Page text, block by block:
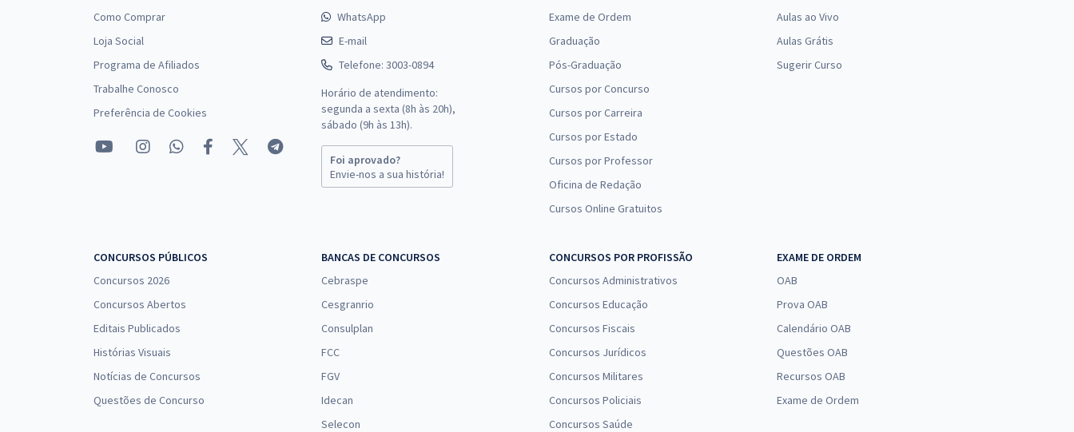
Como Comprar
Loja Social
Programa de Afiliados
Trabalhe Conosco
Preferência de Cookies
WhatsApp
E-mail
Telefone: 3003-0894
Horário de atendimento:
segunda a sexta (8h às 20h),
sábado (9h às 13h).
Foi aprovado?
Envie-nos a sua história!
Exame de Ordem
Graduação
Pós-Graduação
Cursos por Concurso
Cursos por Carreira
Cursos por Estado
Cursos por Professor
Oficina de Redação
Cursos Online Gratuitos
Aulas ao Vivo
Aulas Grátis
Sugerir Curso
CONCURSOS PÚBLICOS
Concursos 2026
Concursos Abertos
Editais Publicados
Histórias Visuais
Notícias de Concursos
Questões de Concurso
BANCAS DE CONCURSOS
Cebraspe
Cesgranrio
Consulplan
FCC
FGV
Idecan
Selecon
CONCURSOS POR PROFISSÃO
Concursos Administrativos
Concursos Educação
Concursos Fiscais
Concursos Jurídicos
Concursos Militares
Concursos Policiais
Concursos Saúde
EXAME DE ORDEM
OAB
Prova OAB
Calendário OAB
Questões OAB
Recursos OAB
Exame de Ordem